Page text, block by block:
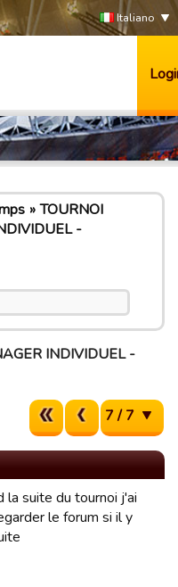
Italiano
TOURNOI
-
INDIVIDUEL -
7 / 7
la suite du tournoi j'ai
le forum si il y